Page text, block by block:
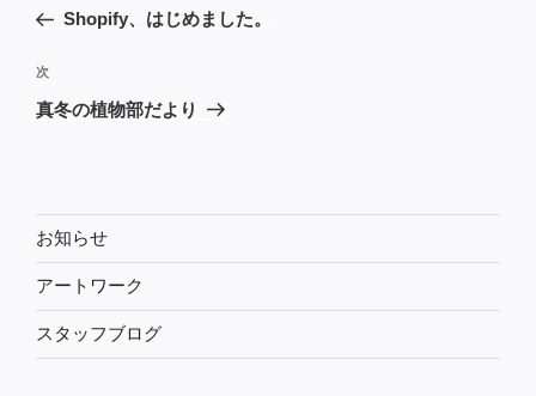
ビ
ゲ
ン
の
稿
Shopify、はじめました。
次
の
次
真冬の植物部だより
お知らせ
アートワーク
スタッフブログ